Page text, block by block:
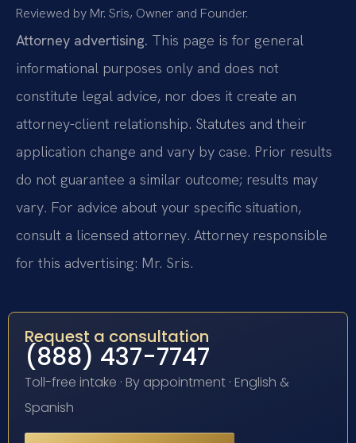
Reviewed by Mr. Sris, Owner and Founder.
Attorney advertising. This page is for general
informational purposes only and does not
constitute legal advice, nor does it create an
attorney-client relationship. Statutes and their
application change and vary by case. Prior results
do not guarantee a similar outcome; results may
vary. For advice about your specific situation,
consult a licensed attorney. Attorney responsible
for this advertising: Mr. Sris.
Request a consultation
(888) 437-7747
Toll-free intake · By appointment · English &
Spanish